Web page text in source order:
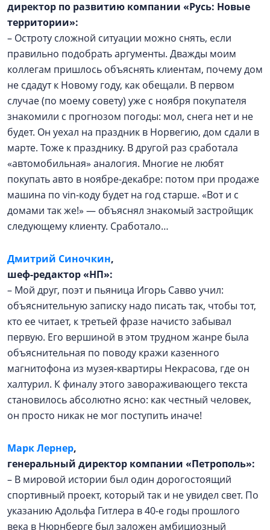
директор по развитию компании «Русь: Новые
территории»:
– Остроту сложной ситуации можно снять, если
правильно подобрать аргументы. Дважды моим
коллегам пришлось объяснять клиентам, почему дом
не сдадут к Новому году, как обещали. В первом
случае (по моему совету) уже с ноября покупателя
знакомили с прогнозом погоды: мол, снега нет и не
будет. Он уехал на праздник в Норвегию, дом сдали в
марте. Тоже к празднику. В другой раз сработала
«автомобильная» аналогия. Многие не любят
покупать авто в ноябре-декабре: потом при продаже
машина по vin-коду будет на год старше. «Вот и с
домами так же!» — объяснял знакомый застройщик
следующему клиенту. Сработало…
Дмитрий Синочкин,
шеф-редактор «НП»:
– Мой друг, поэт и пьяница Игорь Савво учил:
объяснительную записку надо писать так, чтобы тот,
кто ее читает, к третьей фразе начисто забывал
первую. Его вершиной в этом трудном жанре была
объяснительная по поводу кражи казенного
магнитофона из музея-квартиры Некрасова, где он
халтурил. К финалу этого завораживающего текста
становилось абсолютно ясно: как честный человек,
он просто никак не мог поступить иначе!
Марк Лернер,
генеральный директор компании «Петрополь»:
– В мировой истории был один дорогостоящий
спортивный проект, который так и не увидел свет. По
указанию Адольфа Гитлера в 40-е годы прошлого
века в Нюрнберге был заложен амбициозный